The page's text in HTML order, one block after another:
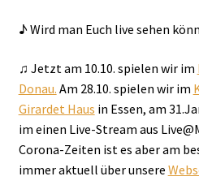
♪ Wird man Euch live sehen
♫ Jetzt am 10.10. spielen wir im
Donau. Am 28.10. spielen wir im
Girardet Haus in Essen, am
im einen Live-Stream aus
Corona-Zeiten ist es aber am
immer aktuell über unsere